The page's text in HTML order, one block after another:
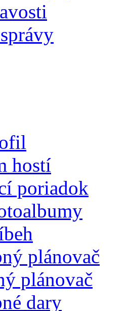
hostí
poriadok
plánovač
plánovač
dary